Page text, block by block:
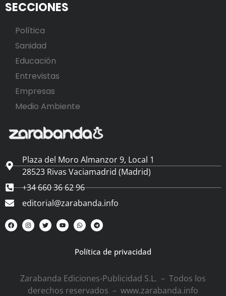
SECCIONES
Política
Sanidad
Educación
Entrevistas
Empresas
Medio Ambiente
Plaza del Moro Almanzor 9, Local 1
28523 Rivas Vaciamadrid (Madrid)
+34 660 36 62 96
editorial@zarabanda.info
Política de privacidad
Zarabanda Ediciones-Publicidad S.L. – Todos los
derechos reservados – www.zarabanda.info